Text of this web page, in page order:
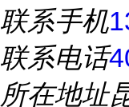
联系手机
联系电话
所在地址